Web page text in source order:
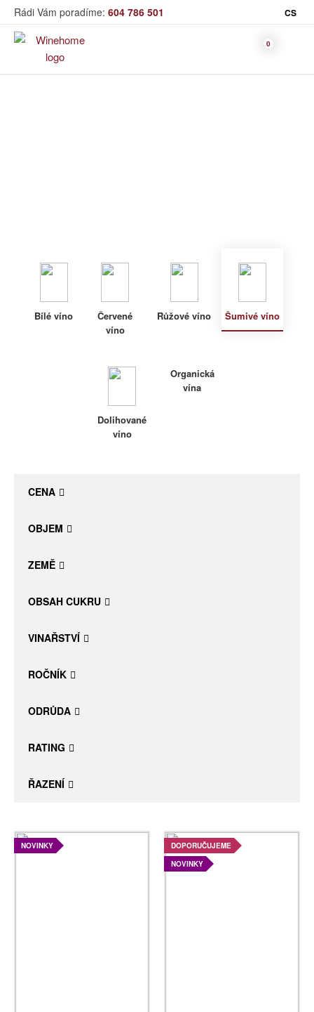
Rádi Vám poradíme: 604 786 501 CS
víno
vína
Specialní vína
Degustační sety
Daniel Pesat Wine
Bílé víno
Červené
víno
Růžové víno Šumivé víno
Dolihované
víno
Organická
vína
CENA
OBJEM
ZEMĚ
OBSAH CUKRU
VINAŘSTVÍ
ROČNÍK
ODRŮDA
RATING
ŘAZENÍ
NOVINKY
DOPORUČUJEME
NOVINKY